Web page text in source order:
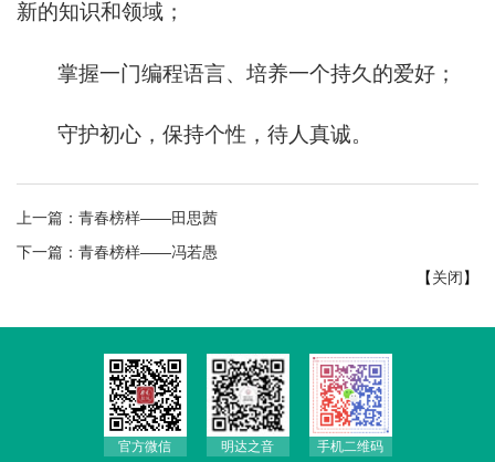
新的知识和领域；
掌握一门编程语言、培养一个持久的爱好；
守护初心，保持个性，待人真诚。
上一篇： 青春榜样——田思茜
下一篇： 青春榜样——冯若愚
【关闭】
官方微信 明达之音 手机二维码